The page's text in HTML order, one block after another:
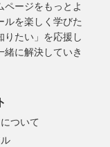
ージをもっとよ
ルを楽しく学びた
りたい」を応援し
緒に解決していき
ついて